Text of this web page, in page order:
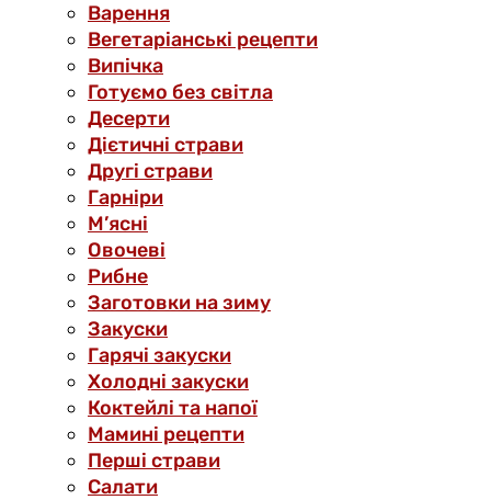
Варення
Вегетаріанські рецепти
Випічка
Готуємо без світла
Десерти
Дієтичні страви
Другі страви
Гарніри
М’ясні
Овочеві
Рибне
Заготовки на зиму
Закуски
Гарячі закуски
Холодні закуски
Коктейлі та напої
Мамині рецепти
Перші страви
Салати